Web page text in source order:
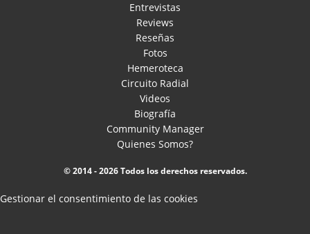
Entrevistas
Reviews
Reseñas
Fotos
Hemeroteca
Circuito Radial
Videos
Biografía
Community Manager
Quienes Somos?
© 2014 - 2026 Todos los derechos reservados.
Gestionar el consentimiento de las cookies